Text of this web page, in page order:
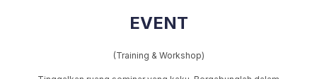
EVENT
(Training & Workshop)